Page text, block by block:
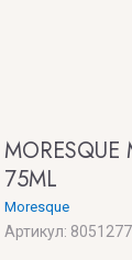
75ML
Moresque
Артикул: